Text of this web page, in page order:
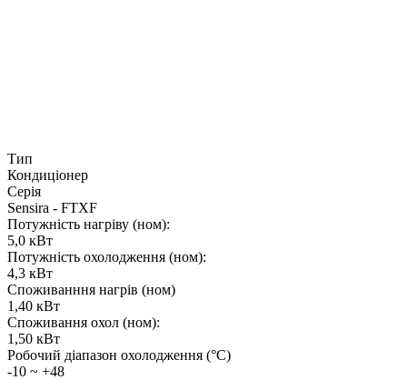
Тип
Кондиціонер
Серія
Sensira - FTXF
Потужність нагріву (ном):
5,0 кВт
Потужність охолодження (ном):
4,3 кВт
Споживанння нагрів (ном)
1,40 кВт
Споживання охол (ном):
1,50 кВт
Робочий діапазон охолодження (°C)
-10 ~ +48